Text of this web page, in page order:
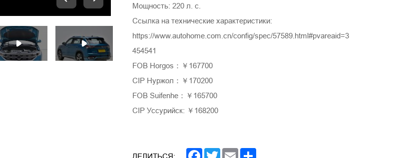
Мощность: 220 л. с.
Ссылка на технические характеристики:
https://www.autohome.com.cn/config/spec/57589.html#pvareaid=3
454541
FOB Horgos：￥167700
CIP Нуржол：￥170200
FOB Suifenhe：￥165700
CIP Уссурийск: ￥168200
Facebook
TwitterEmail